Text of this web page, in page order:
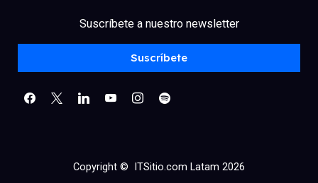
Suscríbete a nuestro newsletter
Suscríbete
linkedinyoutubeinstagram
spotify
Copyright © ITSitio.com Latam 2026